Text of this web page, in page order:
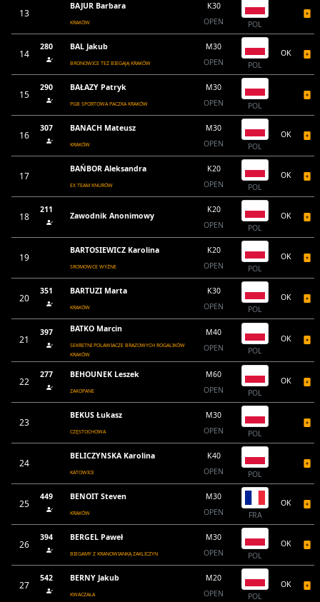
13
BAJUR Barbara
KRAKÓW
K30
OPEN
POL
14
280 BAL Jakub
BRONOWICE TEŻ BIEGAJĄ KRAKÓW
M30
OPEN
POL
OK
15
290 BAŁAZY Patryk
PGB SPORTOWA PACZKA KRAKÓW
M30
OPEN
POL
16
307 BANACH Mateusz
KRAKÓW
M30
OPEN
POL
OK
17
BAŃBOR Aleksandra
EX TEAM KNURÓW
K20
OPEN
POL
OK
18
211
Zawodnik Anonimowy
K20
OPEN
POL
OK
19
BARTOSIEWICZ Karolina
SROMOWCE WYŻNE
K20
OPEN
POL
OK
20
351 BARTUZI Marta
KRAKÓW
K30
OPEN
POL
OK
21
397 BATKO Marcin
SEKRETNI POLAWIACZE BRAZOWYCH ROGALIKÓW
KRAKÓW
M40
OPEN
POL
OK
22
277 BEHOUNEK Leszek
ZAKOPANE
M60
OPEN
POL
OK
23
BEKUS Łukasz
CZĘSTOCHOWA
M30
OPEN
POL
24
BELICZYNSKA Karolina
KATOWICE
K40
OPEN
POL
25
449 BENOIT Steven
KRAKÓW
M30
OPEN
FRA
OK
26
394 BERGEL Paweł
BIEGAMY Z KRANOWIANKĄ ZAKLICZYN
M30
OPEN
POL
OK
27
542 BERNY Jakub
KWACZAŁA
M20
OPEN
POL
OK